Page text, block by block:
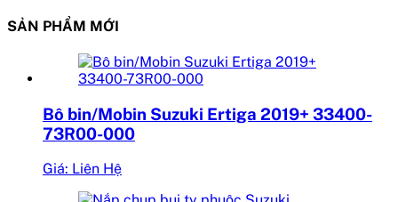
SẢN PHẨM MỚI
Bô bin/Mobin Suzuki Ertiga 2019+ 33400-
73R00-000
Giá: Liên Hệ